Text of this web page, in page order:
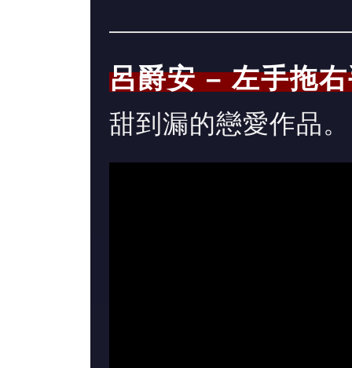
呂爵安 – 左手拖
甜到漏的戀愛作品。